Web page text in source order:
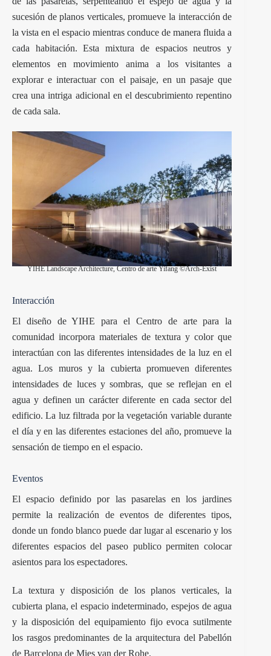
sucesión de planos verticales, promueve la interacción de
la vista en el espacio mientras conduce de manera fluida a
cada habitación. Esta mixtura de espacios neutros y
elementos en movimiento anima a los visitantes a
explorar e interactuar con el paisaje, en un pasaje que
crea una intriga adicional en el descubrimiento repentino
de cada sala.
YIHE Landscape Architecture, Centro de arte Yifang ©Arch-Exist
Interacción
El diseño de YIHE para el Centro de arte para la
comunidad incorpora materiales de textura y color que
interactúan con las diferentes intensidades de la luz en el
agua. Los muros y la cubierta promueven diferentes
intensidades de luces y sombras, que se reflejan en el
agua y definen un carácter diferente en cada sector del
edificio. La luz filtrada por la vegetación variable durante
el día y en las diferentes estaciones del año, promueve la
sensación de tiempo en el espacio.
Eventos
El espacio definido por las pasarelas en los jardines
permite la realización de eventos de diferentes tipos,
donde un fondo blanco puede dar lugar al escenario y los
diferentes espacios del paseo publico permiten colocar
asientos para los espectadores.
La textura y disposición de los planos verticales, la
cubierta plana, el espacio indeterminado, espejos de agua
y la disposición del equipamiento fijo evoca sutilmente
los rasgos predominantes de la arquitectura del Pabellón
de Barcelona de Mies van der Rohe.